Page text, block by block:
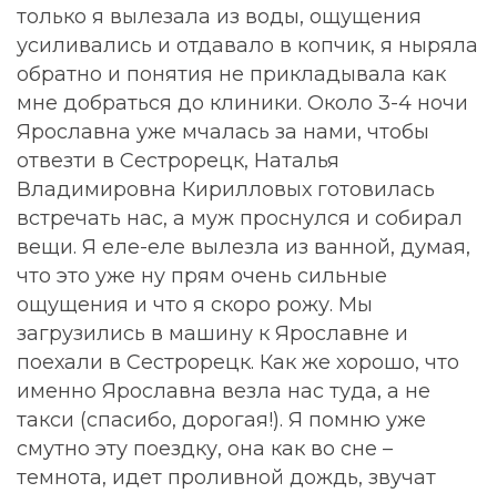
только я вылезала из воды, ощущения
усиливались и отдавало в копчик, я ныряла
обратно и понятия не прикладывала как
мне добраться до клиники. Около 3-4 ночи
Ярославна уже мчалась за нами, чтобы
отвезти в Сестрорецк, Наталья
Владимировна Кирилловых готовилась
встречать нас, а муж проснулся и собирал
вещи. Я еле-еле вылезла из ванной, думая,
что это уже ну прям очень сильные
ощущения и что я скоро рожу. Мы
загрузились в машину к Ярославне и
поехали в Сестрорецк. Как же хорошо, что
именно Ярославна везла нас туда, а не
такси (спасибо, дорогая!). Я помню уже
смутно эту поездку, она как во сне –
темнота, идет проливной дождь, звучат